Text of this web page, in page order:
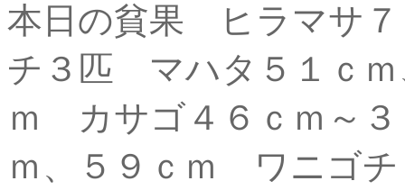
本日の貧果 ヒラマサ
チ３匹 マハタ５１ｃ
ｍ カサゴ４６ｃｍ～
ｍ、５９ｃｍ ワニゴチ